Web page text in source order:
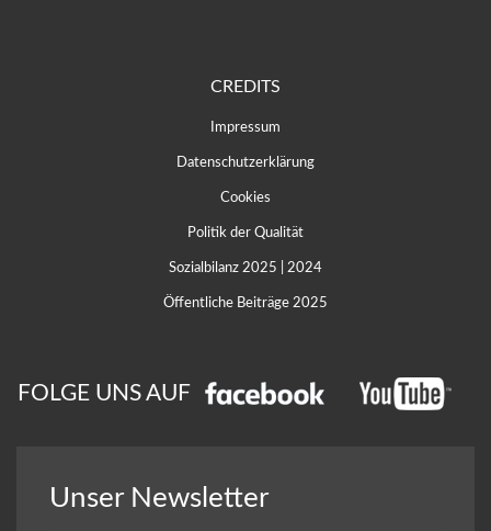
CREDITS
Impressum
Datenschutzerklärung
Cookies
Politik der Qualität
Sozialbilanz 2025 2024
Öffentliche Beiträge 2025
FOLGE UNS AUF
Unser Newsletter